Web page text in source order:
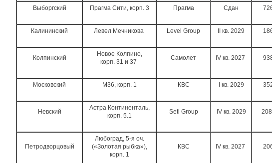
Выборгский Прагма Сити, корп. 3 Прагма Сдан
Калининский Левел Мечникова Level Group II кв. 2029
Колпинский
Новое Колпино,
корп. 31 и 37
Самолет IV кв. 2027
Московский М36, корп. 1 КВС I кв. 2029
Невский
Астра Континенталь,
корп. 5.1
Setl Group IV кв. 2029
Петродворцовый
Любоград, 5-я оч.
(«Золотая рыбка»),
корп. 1
КВС IV кв. 2027